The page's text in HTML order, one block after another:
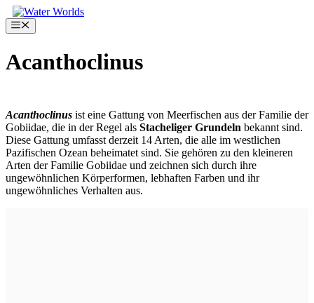
Zum
Inhalt
springen
Menü
Acanthoclinus
Acanthoclinus ist eine Gattung von Meerfischen aus der Familie der
Gobiidae, die in der Regel als Stacheliger Grundeln bekannt sind.
Diese Gattung umfasst derzeit 14 Arten, die alle im westlichen
Pazifischen Ozean beheimatet sind. Sie gehören zu den kleineren
Arten der Familie Gobiidae und zeichnen sich durch ihre
ungewöhnlichen Körperformen, lebhaften Farben und ihr
ungewöhnliches Verhalten aus.